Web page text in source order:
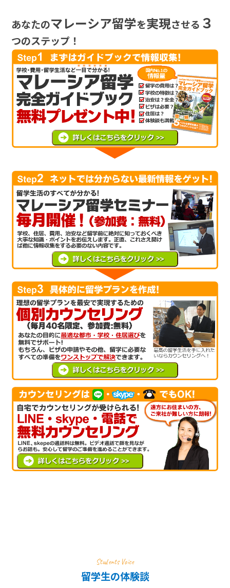
あなたのマレーシア留学を実現させる ３
つのステップ！
Students Voice
留学生の体験談